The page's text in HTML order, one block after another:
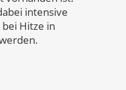
intensive
Hitze in